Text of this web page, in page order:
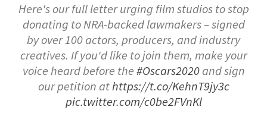
Here's our full letter urging film studios to stop
donating to NRA-backed lawmakers – signed
by over 100 actors, producers, and industry
creatives. If you'd like to join them, make your
voice heard before the#Oscars2020and sign
our petition athttps://t.co/KehnT9jy3c
pic.twitter.com/c0be2FVnKl